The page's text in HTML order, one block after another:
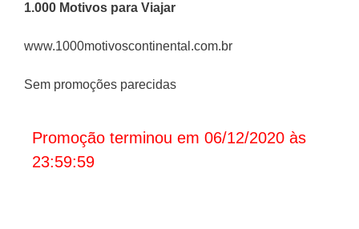
1.000 Motivos para Viajar
www.1000motivoscontinental.com.br
Sem promoções parecidas
Promoção terminou em 06/12/2020 às
23:59:59